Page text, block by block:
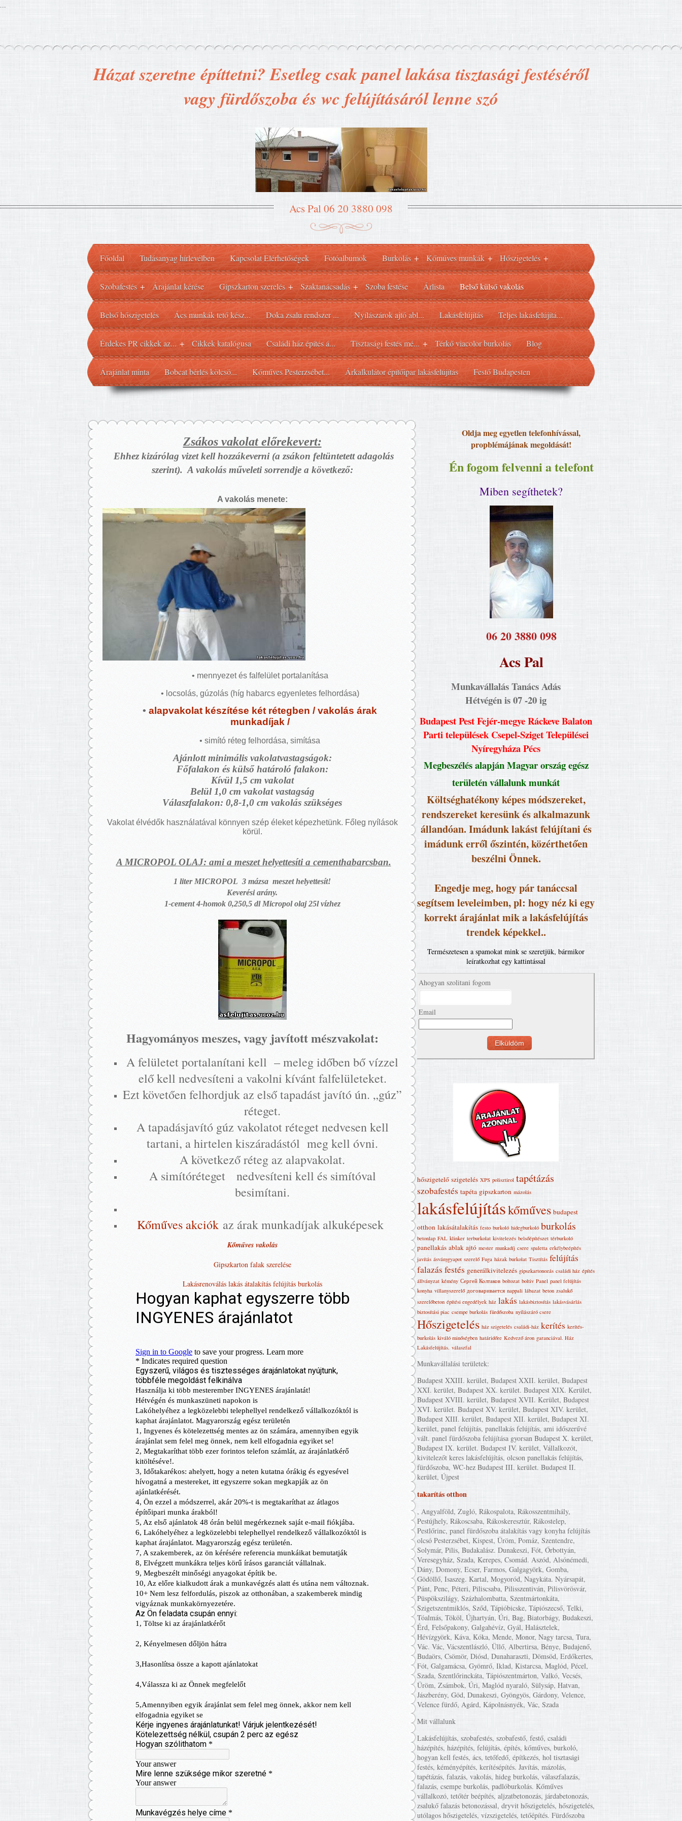
...
Házat szeretne építtetni? Esetleg csak panel lakása tisztasági festéséről
vagy fürdőszoba és wc felújításáról lenne szó
Acs Pal 06 20 3880 098
Főoldal Tudásanyag hírlevélben Kapcsolat Elérhetőségek Fotóalbumok Burkolás + Kőműves munkák + Hőszigetelés +
Szobafestés + Árajánlat kérése Gipszkarton szerelés + Szaktanácsadás + Szoba festése Árlista Belső külső vakolás
Belső hőszigetelés Ács munkák tető kész... Doka zsalu rendszer ... Nyílászárok ajtó abl... Lakásfelújítás Teljes lakásfelújítá...
Érdekes PR cikkek az... + Cikkek katalógusa Családi ház építés á... Tisztasági festés mé... + Térkő viacolor burkolás Blog
Árajánlat minta Bobcat bérlés kölcsö... Kőműves Pesterzsébet... Árkalkulátor építőipar lakásfelújítás Festő Budapesten
Zsákos vakolat előrekevert:
Ehhez kizárólag vizet kell hozzákeverni (a zsákon feltüntetett adagolás
szerint). A vakolás műveleti sorrendje a következő:
A vakolás menete:
• mennyezet és falfelület portalanítása
• locsolás, gúzolás (híg habarcs egyenletes felhordása)
• alapvakolat készítése két rétegben / vakolás árak
munkadíjak /
• simító réteg felhordása, simítása
Ajánlott minimális vakolatvastagságok:
Főfalakon és külső határoló falakon:
Kívül 1,5 cm vakolat
Belül 1,0 cm vakolat vastagság
Válaszfalakon: 0,8-1,0 cm vakolás szükséges
Vakolat élvédők használatával könnyen szép éleket képezhetünk. Főleg nyílások
körül.
A MICROPOL OLAJ: ami a meszet helyettesíti a cementhabarcsban.
1 liter MICROPOL 3 mázsa meszet helyettesít!
Keverési arány.
1-cement 4-homok 0,250,5 dl Micropol olaj 25l vízhez
Hagyományos meszes, vagy javított mészvakolat:
A felületet portalanítani kell – meleg időben bő vízzel
elő kell nedvesíteni a vakolni kívánt falfelületeket.
Ezt követően felhordjuk az első tapadást javító ún. „gúz”
réteget.
A tapadásjavító gúz vakolatot réteget nedvesen kell
tartani, a hirtelen kiszáradástól meg kell óvni.
A következő réteg az alapvakolat.
A simítóréteget nedvesíteni kell és simítóval
besimítani.
Kőműves akciók az árak munkadíjak alkuképesek
Kőműves vakolás
Gipszkarton falak szerelése
Lakásrenoválás lakás átalakítás felújítás burkolás
Oldja meg egyetlen telefonhívással,
propblémájának megoldását!
Én fogom felvenni a telefont
Miben segíthetek?
​06 20 3880 098
Acs Pal
Munkavállalás Tanács Adás
Hétvégén is 07 -20 ig
Budapest Pest Fejér-megye Ráckeve Balaton
Parti települések Csepel-Sziget Települései
Nyíregyháza Pécs
Megbeszélés alapján Magyar ország egész
területén vállalunk munkát
Költséghatékony képes módszereket,
rendszereket keresünk és alkalmazunk
állandóan. Imádunk lakást felújítani és
imádunk erről őszintén, közérthetően
beszélni Önnek.
Engedje meg, hogy pár tanáccsal
segítsem leveleimben, pl: hogy néz ki egy
korrekt árajánlat mik a lakásfelújítás
trendek képekkel..
Természetesen a spamokat mink se szeretjük, bármikor
leíratkozhat egy kattintással
Ahogyan szolitani fogom
Email
hőszigetelő szigetelés XPS polisztirol tapétázás
szobafestés tapéta gipszkarton mázolás
lakásfelújításkőműves budapest
otthon lakásátalakítás festo burkoló hidegburkoló burkolás
betonlap FAL klinker terburkolat kivitelezés belsőépítészet térburkoló
panellakás ablak ajtó mester munkadíj csere spaletta erkélybeépítés
javítás ásványgyapot szerelő Fuga házak burkolat Tisztítás felújítás
falazás festés generálkivitelezés gipszkartonozás családi ház építés
állványzat kémény Сергей Колтаков boltozat boltiv Panel panel felújítás
konyha villanyszerelő договаривается nappali lábazat beton zsalukő
szerelőbeton építési engedélyek ház lakás lakásbiztosítás lakásvásárlás
biztosítási piac csempe burkolás fürdőszoba nyílászáró csere
Hőszigetelés ház szigetelés családi-ház kerítés kerítés-
burkolás kiváló minőségben határidőre Kedvező áron garanciával. Ház
Lakásfelújítás‎. válaszfal
Munkavállalási területek:
Budapest XXIII. kerület, Budapest XXII. kerület, Budapest
XXI. kerület, Budapest XX. kerület. Budapest XIX. Kerület,
Budapest XVIII. kerület, Budapest XVII. Kerület, Budapest
XVI. kerület. Budapest XV. kerület, Budapest XIV. kerület,
Budapest XIII. kerület, Budapest XII. kerület, Budapest XI.
kerület, panel felújítás, panellakás felújítás, ami időszerűvé
vált. panel fürdőszoba felújítása gyorsan Budapest X. kerület,
Budapest IX. kerület. Budapest IV. kerület, Vállalkozót,
kivitelezőt keres lakásfelújítás, olcson panellakás felújítás,
fürdőszoba, WC-hez Budapest III. kerület. Budapest II.
kerület, Újpest
takarítás otthon
, Angyalföld, Zugló, Rákospalota, Rákosszentmihály,
Pestújhely, Rákoscsaba, Rákoskeresztúr, Rákostelep,
Pestlőrinc, panel fürdőszoba átalakítás vagy konyha felújítás
olcsó Pesterzsébet, Kispest, Üröm, Pomáz, Szentendre,
Solymár, Pilis, Budakalász. Dunakeszi, Fót, Őrbottyán,
Veresegyház, Szada, Kerepes, Csomád. Aszód, Alsónémedi,
Dány, Domony, Ecser, Farmos, Galgagyörk, Gomba,
Gödöllő, Isaszeg. Kartal, Mogyoród, Nagykáta. Nyársapát,
Pánt, Penc, Péteri, Piliscsaba, Pilisszentiván, Pilisvörösvár,
Püspökszilágy, Százhalombatta, Szentmártonkáta,
Szigetszentmiklós, Sződ, Tápióbicske, Tápiószecső, Telki,
Tóalmás, Tököl, Újhartyán, Úri, Bag, Biatorbágy, Budakeszi,
Érd, Felsőpakony, Galgahévíz, Gyál, Halásztelek,
Hévízgyörk, Káva, Kóka, Mende, Monor, Nagy tarcsa, Tura,
Vác. Vác, Vácszentlászló, Üllő, Albertirsa, Bénye, Budajenő,
Budaörs, Csömör, Diósd, Dunaharaszti, Dömsöd, Erdőkertes,
Fót, Galgamácsa, Gyömrő, Iklad, Kistarcsa, Maglód, Pécel,
Szada, Szentlőrinckáta, Tápiószentmárton, Valkó, Vecsés,
Üröm, Zsámbok, Úri, Maglód nyaraló, Sülysáp, Hatvan,
Jászberény, Göd, Dunakeszi, Gyöngyös, Gárdony, Velence,
Velence fürdő, Agárd, Kápolnásnyék, Vác, Szada
Mit vállalunk
Lakásfelújítás, szobafestés, szobafestő, festő, családi
házépítés, házépítés, felújítás, építés, kőműves, burkoló,
hogyan kell festés, ács, tetőfedő, építkezés, hol tisztasági
festés, kéményépítés, kerítésépítés. Javítás, mázolás,
tapétázás, falazás, vakolás, hideg burkolás, válaszfalazás,
falazás, csempe burkolás, padlóburkolás. Kőműves
vállalkozó, tetőtér beépítés, aljzatbetonozás, járdabetonozás,
zsalukő falazás betonozással, dryvit hőszigetelés, hőszigetelés,
utólagos hőszigetelés, vízszigetelés, tetőépítés. Fürdőszoba